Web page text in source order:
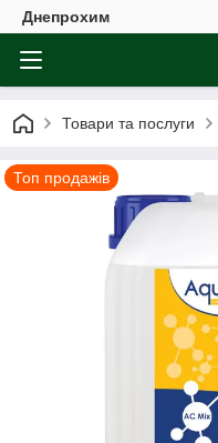
Днепрохим
Товари та послуги
Топ продажів